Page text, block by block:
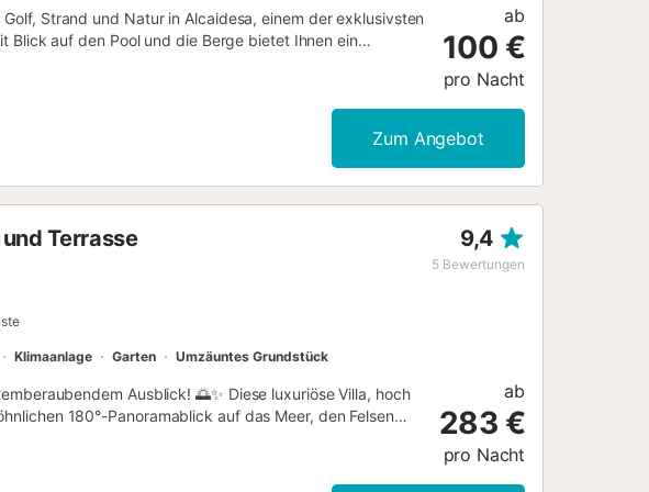
Strand und Natur in Alcaidesa, einem der exklusivsten
Blick auf den Pool und die Berge bietet Ihnen ein
entfernt ist sie das ideale Refugium für
den Gemeinschaftspool und die Ruhe einer privilegierten
Restaurants und Dienstleistungen. Die Unterkunft ist
ist nicht gestattet, Haustiere sind nicht erlaubt und
ab
100 €
pro Nacht
Zum Angebot
Terrasse 9,4
5 Bewertungen
Klimaanlage Garten Umzäuntes Grundstück
Ausblick! 🌅✨ Diese luxuriöse Villa, hoch
180°-Panoramablick auf das Meer, den Felsen
und sicheren Wohngegend und vereint Prestige,
ab
283 €
pro Nacht